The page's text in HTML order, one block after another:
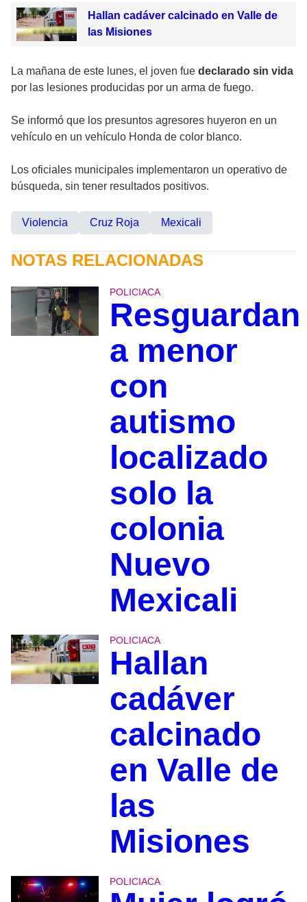
Hallan cadáver calcinado en Valle de
las Misiones
La mañana de este lunes, el joven fue declarado sin vida
por las lesiones producidas por un arma de fuego.
Se informó que los presuntos agresores huyeron en un
vehículo en un vehículo Honda de color blanco.
Los oficiales municipales implementaron un operativo de
búsqueda, sin tener resultados positivos.
Violencia Cruz Roja Mexicali
NOTAS RELACIONADAS
POLICIACA
Resguardan
a menor
con
autismo
localizado
solo la
colonia
Nuevo
Mexicali
POLICIACA
Hallan
cadáver
calcinado
en Valle de
las
Misiones
POLICIACA